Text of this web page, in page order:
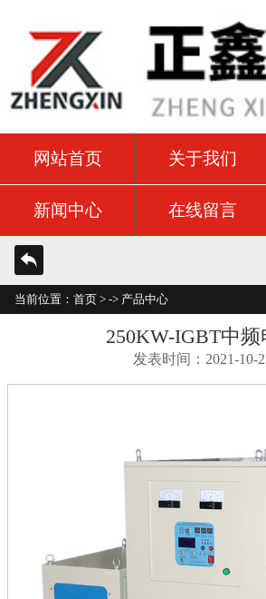
网站首页 关于我们
新闻中心 在线留言
当前位置： 首页 > -> 产品中心
250KW-IGBT中频
发表时间：2021-10-